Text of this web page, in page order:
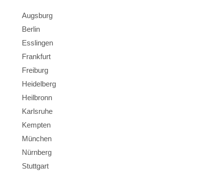
Augsburg
Berlin
Esslingen
Frankfurt
Freiburg
Heidelberg
Heilbronn
Karlsruhe
Kempten
München
Nürnberg
Stuttgart